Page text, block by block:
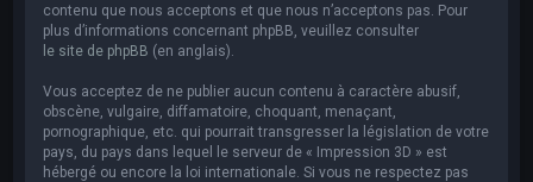
contenu que nous acceptons et que nous n’acceptons pas. Pour
plus d’informations concernant phpBB, veuillez consulter
le site de phpBB (en anglais).
Vous acceptez de ne publier aucun contenu à caractère abusif,
obscène, vulgaire, diffamatoire, choquant, menaçant,
pornographique, etc. qui pourrait transgresser la législation de votre
pays, du pays dans lequel le serveur de « Impression 3D » est
hébergé ou encore la loi internationale. Si vous ne respectez pas